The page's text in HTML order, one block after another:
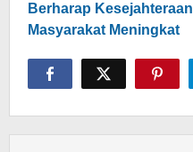
Berharap Kesejahteraan
Masyarakat Meningkat